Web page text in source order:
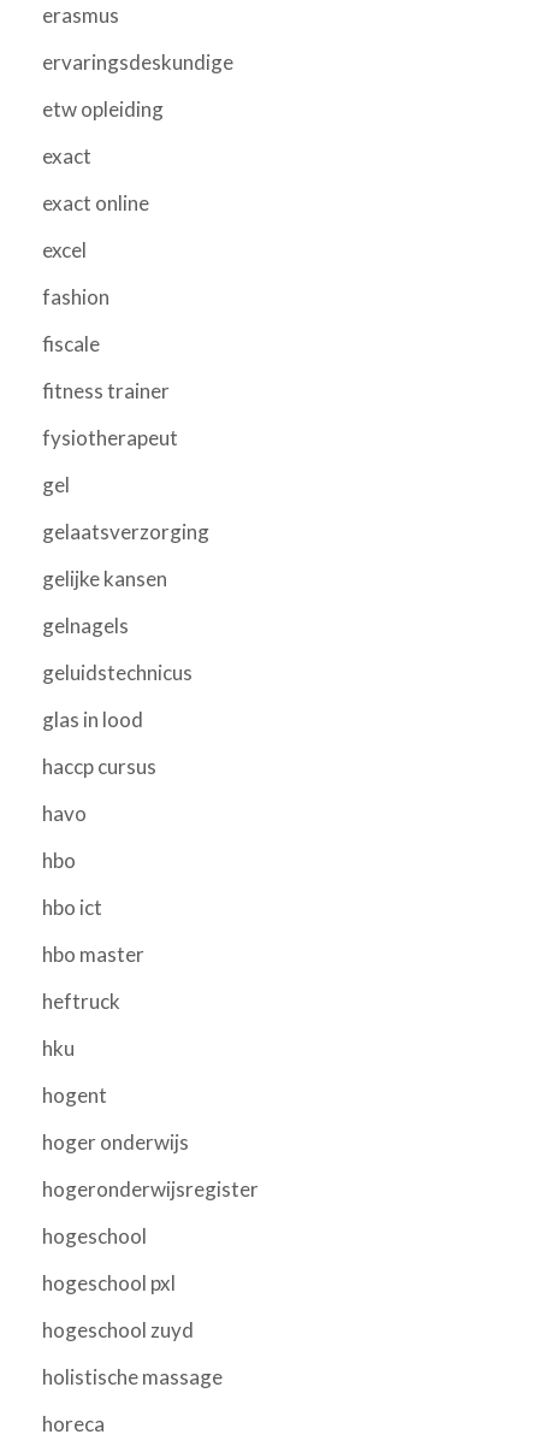
erasmus
ervaringsdeskundige
etw opleiding
exact
exact online
excel
fashion
fiscale
fitness trainer
fysiotherapeut
gel
gelaatsverzorging
gelijke kansen
gelnagels
geluidstechnicus
glas in lood
haccp cursus
havo
hbo
hbo ict
hbo master
heftruck
hku
hogent
hoger onderwijs
hogeronderwijsregister
hogeschool
hogeschool pxl
hogeschool zuyd
holistische massage
horeca